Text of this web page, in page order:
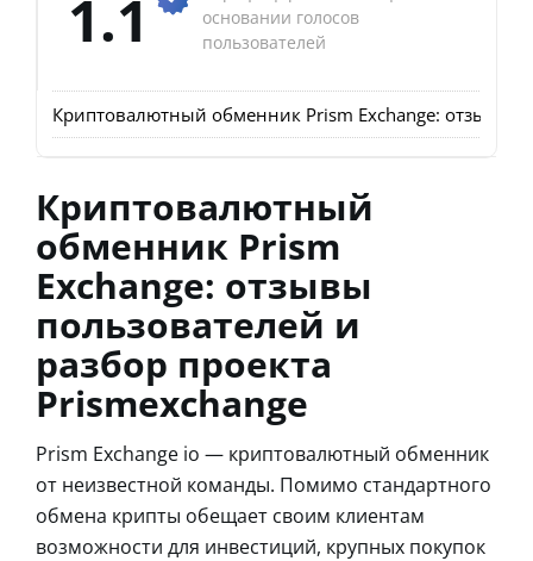
1.1
основании голосов
пользователей
Криптовалютный обменник Prism Exchange: отзывы
Криптовалютный
обменник Prism
Exchange: отзывы
пользователей и
разбор проекта
Prismexchange
Prism Exchange io — криптовалютный обменник
от неизвестной команды. Помимо стандартного
обмена крипты обещает своим клиентам
возможности для инвестиций, крупных покупок